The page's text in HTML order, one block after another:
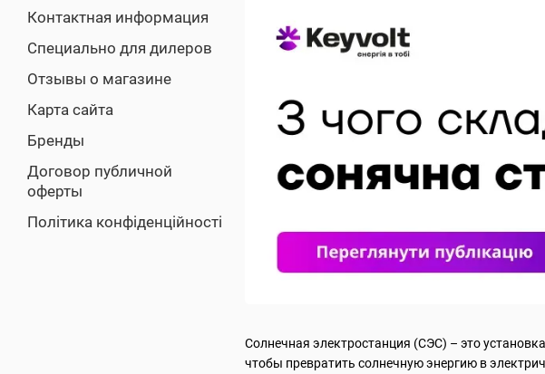
Солнечная электростанция (СЭС) – это
чтобы превратить солнечную энергию в
Контактная информация
Специально для дилеров
Отзывы о магазине
Карта сайта
Бренды
Договор публичной
оферты
Політика конфіденційності